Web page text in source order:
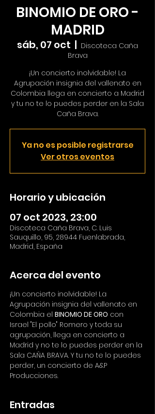
BINOMIO DE ORO -
MADRID
sáb, 07 oct
  |
Discoteca Caña
Brava
¡Un concierto inolvidable! La
Agrupación insignia del vallenato en
Colombia llega en concierto a Madrid
y tu no te lo puedes perder en la Sala
Caña Brava.
Ya no es posible registrarse
Ver otros eventos
Horario y ubicación
07 oct 2023, 23:00
Discoteca Caña Brava, C. Luis
Sauquillo, 95, 28944 Fuenlabrada,
Madrid, España
Acerca del evento
¡Un concierto inolvidable! La
Agrupación insignia del vallenato en
Colombia el BINOMIO DE ORO con
Israel "El pollo" Romero y toda su
agrupación, llega en concierto a
Madrid y no te lo puedes perder en la
Sala CAÑA BRAVA. Y tu no te lo puedes
perder, un concierto de A&P
Producciones.
Entradas